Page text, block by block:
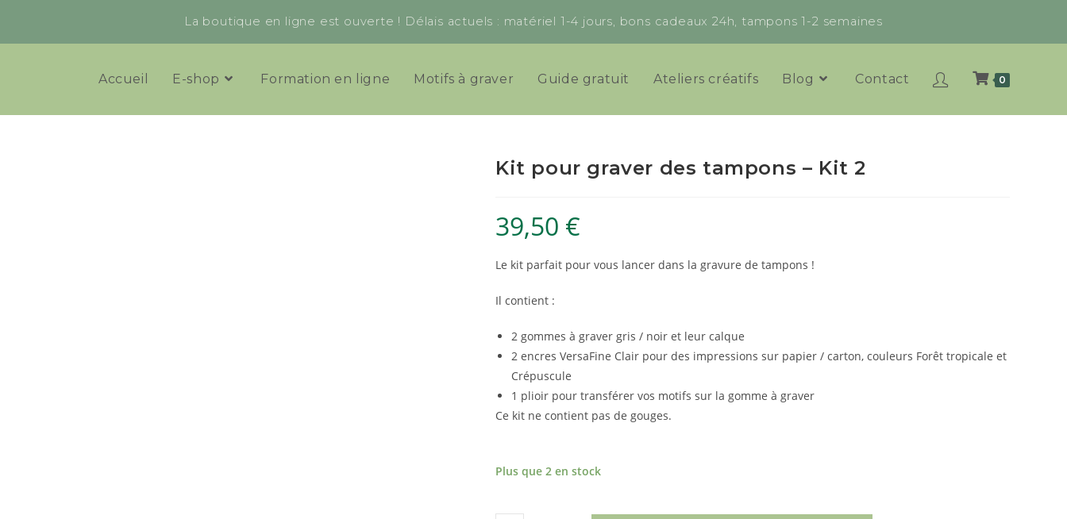
La boutique en ligne est ouverte ! Délais actuels : matériel 1-4 jours, bons cadeaux 24h, tampons 1-2 semaines
Accueil E-shop Formation en ligne Motifs à graver Guide gratuit Ateliers créatifs Blog Contact 0
Kit pour graver des tampons – Kit 2
39,50 €
Le kit parfait pour vous lancer dans la gravure de tampons !
Il contient :
2 gommes à graver gris / noir et leur calque
2 encres VersaFine Clair pour des impressions sur papier / carton, couleurs Forêt tropicale et
Crépuscule
1 plioir pour transférer vos motifs sur la gomme à graver
Ce kit ne contient pas de gouges.
Plus que 2 en stock